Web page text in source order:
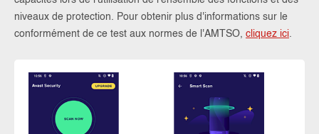
niveaux de protection. Pour obtenir plus d'informations sur le
conformément de ce test aux normes de l'AMTSO, cliquez ici.